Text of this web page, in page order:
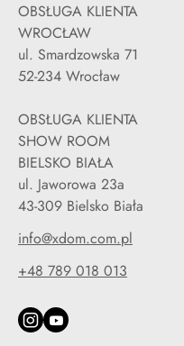
OBSŁUGA KLIENTA
WROCŁAW
ul. Smardzowska 71
52-234 Wrocław
OBSŁUGA KLIENTA
SHOW ROOM
BIELSKO BIAŁA
ul. Jaworowa 23a
43-309 Bielsko Biała
info@xdom.com.pl
+48 789 018 013